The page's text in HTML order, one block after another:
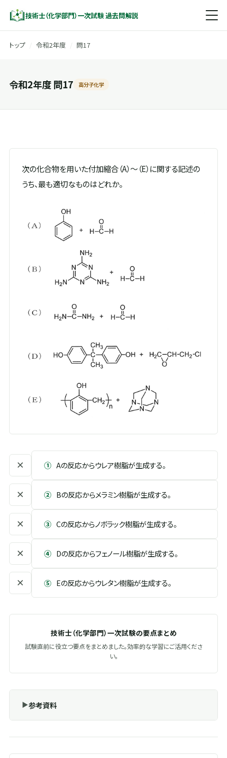
技術士（化学部門）一次試験 過去問解説
トップ 令和2年度 問17
令和2年度 問17 高分子化学
次の化合物を用いた付加縮合（A）～（E）に関する記述の
うち、最も適切なものはどれか。
× ① Aの反応からウレア樹脂が生成する。
× ② Bの反応からメラミン樹脂が生成する。
× ③ Cの反応からノボラック樹脂が生成する。
× ④ Dの反応からフェノール樹脂が生成する。
× ⑤ Eの反応からウレタン樹脂が生成する。
技術士（化学部門）一次試験の要点まとめ
試験直前に役立つ要点をまとめました。効率的な学習にご活用くださ
い。
参考資料